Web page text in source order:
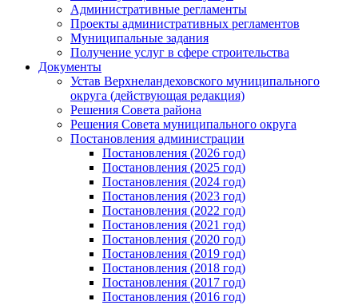
Административные регламенты
Проекты административных регламентов
Муниципальные задания
Получение услуг в сфере строительства
Документы
Устав Верхнеландеховского муниципального
округа (действующая редакция)
Решения Совета района
Решения Совета муниципального округа
Постановления администрации
Постановления (2026 год)
Постановления (2025 год)
Постановления (2024 год)
Постановления (2023 год)
Постановления (2022 год)
Постановления (2021 год)
Постановления (2020 год)
Постановления (2019 год)
Постановления (2018 год)
Постановления (2017 год)
Постановления (2016 год)